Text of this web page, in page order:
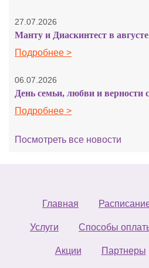
27.07.2026
Манту и Диаскинтест в
Подробнее >
06.07.2026
День семьи, любви и
Подробнее >
Посмотреть все новости
Главная
Услуги Способы
Акции Партнеры